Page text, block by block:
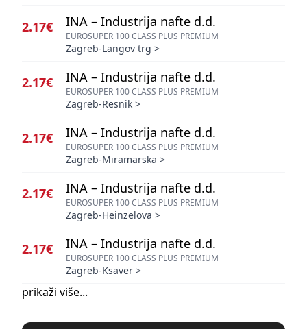
2.17€ INA – Industrija nafte d.d.
EUROSUPER 100 CLASS PLUS PREMIUM
Zagreb-Langov trg >
2.17€ INA – Industrija nafte d.d.
EUROSUPER 100 CLASS PLUS PREMIUM
Zagreb-Resnik >
2.17€ INA – Industrija nafte d.d.
EUROSUPER 100 CLASS PLUS PREMIUM
Zagreb-Miramarska >
2.17€ INA – Industrija nafte d.d.
EUROSUPER 100 CLASS PLUS PREMIUM
Zagreb-Heinzelova >
2.17€ INA – Industrija nafte d.d.
EUROSUPER 100 CLASS PLUS PREMIUM
Zagreb-Ksaver >
prikaži više...